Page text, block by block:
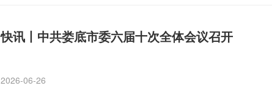
快讯丨中共娄底市委六届十次全体会议召开
2026-06-26